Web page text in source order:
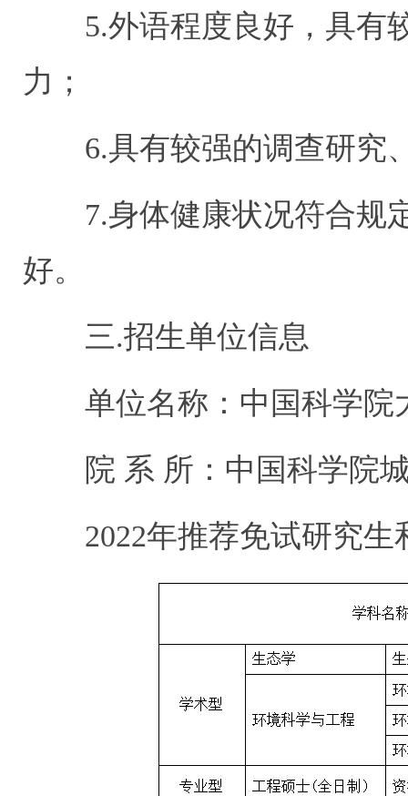
5.外语程度良好，具有
力；
6.具有较强的调查研究
7.身体健康状况符合规
好。
三.招生单位信息
单位名称：中国科学院
院 系 所：中国科学院城
2022年推荐免试研究生